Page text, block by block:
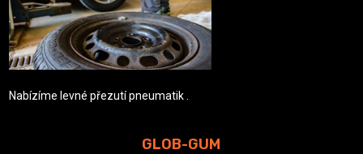
Nabízíme levné přezutí pneumatik .
GLOB-GUM